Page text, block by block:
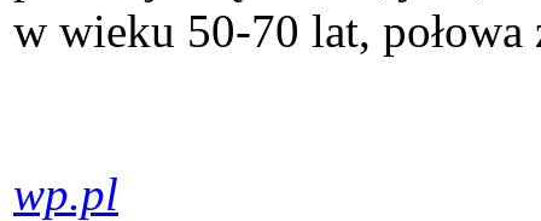
w wieku 50-70 lat, połowa
wp.pl